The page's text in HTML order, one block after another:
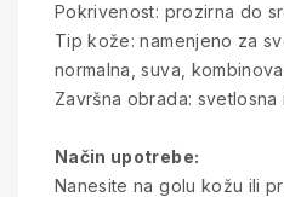
Pokrivenost: prozirna do
Tip kože: namenjeno za
normalna, suva,
Završna obrada: svetlosna
Način upotrebe:
Nanesite na golu kožu ili